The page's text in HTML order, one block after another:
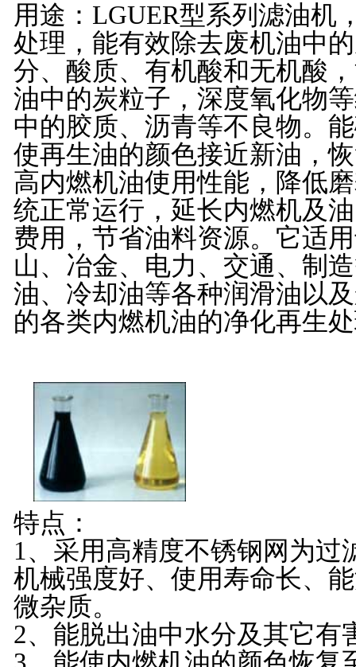
用途：LGUER型系列滤油机
处理，能有效除去废机油中
分、酸质、有机酸和无机酸，
油中的炭粒子，深度氧化物
中的胶质、沥青等不良物。
使再生油的颜色接近新油，
高内燃机油使用性能，降低
统正常运行，延长内燃机及
费用，节省油料资源。 它适
山、冶金、电力、交通、制
油、冷却油等各种润滑油以及
的各类内燃机油的净化再生
特点：
1 、采用高精度不锈钢网为过
机械强度好、使用寿命长、
微杂质。
2、能脱出油中水分及其它有